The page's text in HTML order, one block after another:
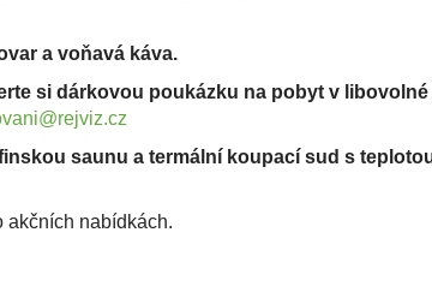
a voňavá káva.
si dárkovou poukázku na pobyt v
saunu a termální koupací sud s
akčních nabídkách.